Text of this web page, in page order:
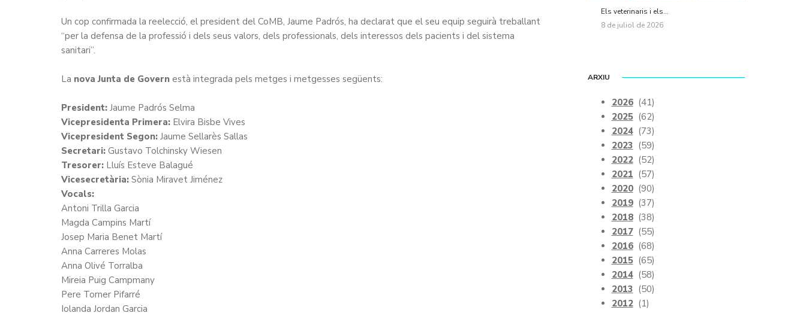
Un cop confirmada la reelecció, el president del CoMB, Jaume Padrós, ha declarat que el seu equip seguirà treballant
“per la defensa de la professió i dels seus valors, dels professionals, dels interessos dels pacients i del sistema
sanitari”.
La nova Junta de Govern està integrada pels metges i metgesses següents:
President: Jaume Padrós Selma
Vicepresidenta Primera: Elvira Bisbe Vives
Vicepresident Segon: Jaume Sellarès Sallas
Secretari: Gustavo Tolchinsky Wiesen
Tresorer: Lluís Esteve Balagué
Vicesecretària: Sònia Miravet Jiménez
Vocals:
Antoni Trilla Garcia
Magda Campins Martí
Josep Maria Benet Martí
Anna Carreres Molas
Anna Olivé Torralba
Mireia Puig Campmany
Pere Torner Pifarré
Iolanda Jordan Garcia
Els veterinaris i els...
8 de juliol de 2026
ARXIU
2026 (41)
2025 (62)
2024 (73)
2023 (59)
2022 (52)
2021 (57)
2020 (90)
2019 (37)
2018 (38)
2017 (55)
2016 (68)
2015 (65)
2014 (58)
2013 (50)
2012 (1)